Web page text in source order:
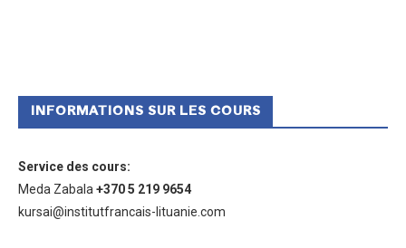
INFORMATIONS SUR LES COURS
Service des cours:
Meda Zabala +370 5 219 9654
kursai@institutfrancais-lituanie.com